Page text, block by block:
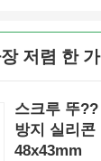
저렴 한
스크루 뚜
방지 실리콘
48x43mm